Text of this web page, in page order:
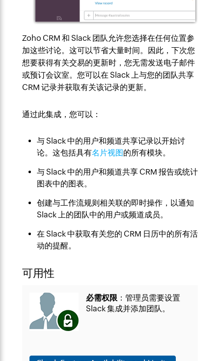
Zoho CRM 和 Slack 团队允许您选择在任何位置参
加这些讨论。这可以节省大量时间。因此，下次您
想要获得有关交易的更新时，您无需发送电子邮件
或预订会议室。您可以在 Slack 上与您的团队共享
CRM 记录并获取有关该记录的更新。
通过此集成，您可以：
与 Slack 中的用户和频道共享记录以开始讨
论。这包括具有名片视图的所有模块。
与 Slack 中的用户和频道共享 CRM 报告或统计
图表中的图表。
创建与工作流规则相关联的即时操作，以通知
Slack 上的团队中的用户或频道成员。
在 Slack 中获取有关您的 CRM 日历中的所有活
动的提醒。
可用性
必需权限：管理员需要设置
Slack 集成并添加团队。